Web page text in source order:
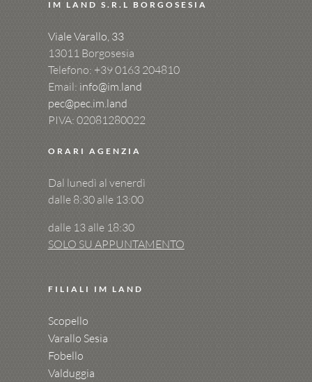
IM LAND S.R.L BORGOSESIA
Viale Varallo, 33
13011 Borgosesia
Telefono: +390163 204810
Email: info@im.land
pec@pec.im.land
PIVA: 02081280022
ORARI AGENZIA
Dal lunedì al venerdì
dalle 8:30 alle 13:00
dalle 13 alle 18:30
SOLO SU APPUNTAMENTO
FILIALI IM LAND
Scopello
Varallo Sesia
Fobello
Valduggia